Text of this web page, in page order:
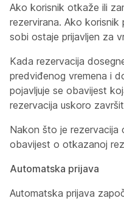
Ako korisnik otkaže ili
rezervirana. Ako korisnik
sobi ostaje prijavljen za
Kada rezervacija
predviđenog vremena i
pojavljuje se obavijest
rezervacija uskoro
Nakon što je rezervacija
obavijest o otkazanoj
Automatska prijava
Automatska prijava